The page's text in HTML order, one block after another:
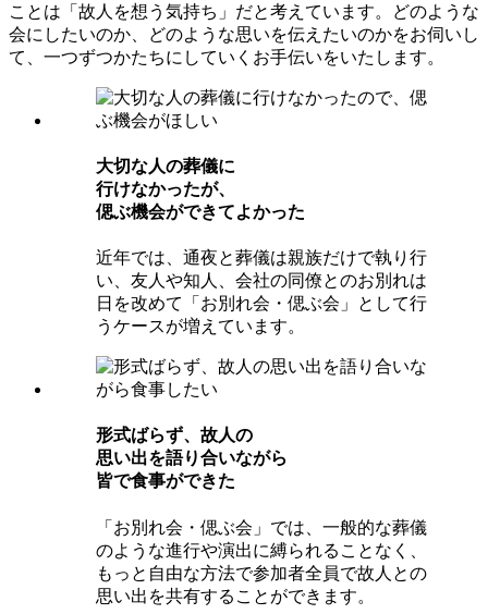
ことは「故人を想う気持ち」だと考えています。どのような
会にしたいのか、どのような思いを伝えたいのかをお伺いし
て、一つずつかたちにしていくお手伝いをいたします。
⼤切な⼈の葬儀に
⾏けなかったが、
偲ぶ機会ができてよかった
近年では、通夜と葬儀は親族だけで執り行
い、友人や知人、会社の同僚とのお別れは
日を改めて「お別れ会・偲ぶ会」として行
うケースが増えています。
形式ばらず、故⼈の
思い出を語り合いながら
皆で⾷事ができた
「お別れ会・偲ぶ会」では、一般的な葬儀
のような進行や演出に縛られることなく、
もっと自由な方法で参加者全員で故人との
思い出を共有することができます。